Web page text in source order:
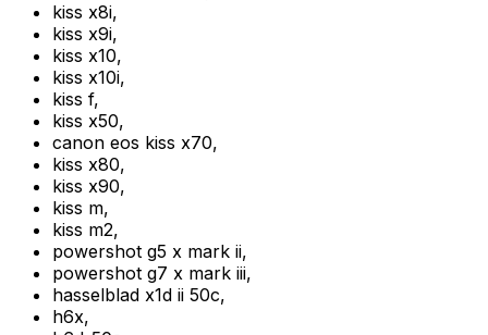
kiss x8i,
kiss x9i,
kiss x10,
kiss x10i,
kiss f,
kiss x50,
canon eos kiss x70,
kiss x80,
kiss x90,
kiss m,
kiss m2,
powershot g5 x mark ii,
powershot g7 x mark iii,
hasselblad x1d ii 50c,
h6x,